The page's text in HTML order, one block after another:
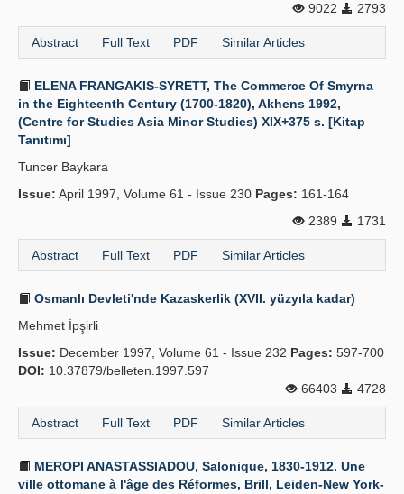
9022
2793
Abstract Full Text PDF Similar Articles
ELENA FRANGAKIS-SYRETT, The Commerce Of Smyrna
in the Eighteenth Century (1700-1820), Akhens 1992,
(Centre for Studies Asia Minor Studies) XIX+375 s. [Kitap
Tanıtımı]
Tuncer Baykara
Issue: April 1997, Volume 61 - Issue 230 Pages: 161-164
2389
1731
Abstract Full Text PDF Similar Articles
Osmanlı Devleti'nde Kazaskerlik (XVII. yüzyıla kadar)
Mehmet İpşirli
Issue: December 1997, Volume 61 - Issue 232 Pages: 597-700
DOI: 10.37879/belleten.1997.597
66403
4728
Abstract Full Text PDF Similar Articles
MEROPI ANASTASSIADOU, Salonique, 1830-1912. Une
ville ottomane à l'âge des Réformes, Brill, Leiden-New York-